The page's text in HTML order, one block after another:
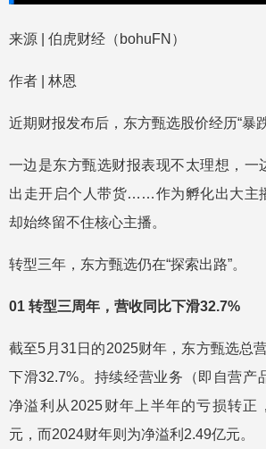
来源 | 伯虎财经（bohuFN）
作者 | 林恩
近期财报发布后，东方甄选股价经历“暴跌
一边是东方甄选财报表现不太理想，一
出走开启个人带货……作为孵化出大主
却始终留不住核心主播。
转型三年，东方甄选仍在“探索出路”。
01 转型三周年，营收同比下滑32.7%
截至5月31日的2025财年，东方甄选总
下滑32.7%。持续经营业务（即自营产
净溢利从2025财年上半年的亏损转正
元，而2024财年则为净溢利2.49亿元。